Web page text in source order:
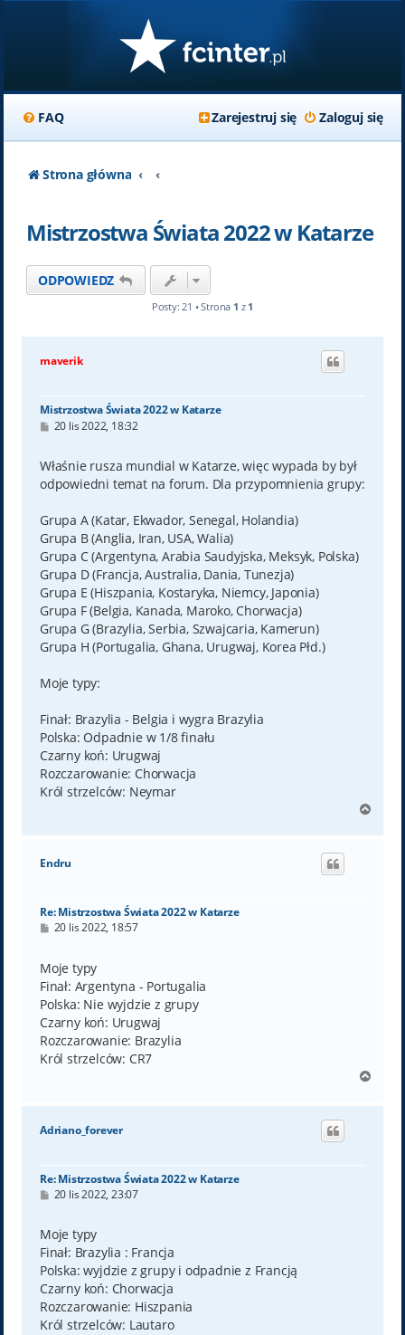
FAQ Zaloguj się
Zarejestruj się
Strona główna
Mistrzostwa Świata 2022 w Katarze
ODPOWIEDZ
Posty: 21 • Strona 1 z 1
maverik
Mistrzostwa Świata 2022 w Katarze
P
t
20 lis 2022, 18:32
Właśnie rusza mundial w Katarze, więc wypada by był
odpowiedni temat na forum. Dla przypomnienia grupy:
Grupa A (Katar, Ekwador, Senegal, Holandia)
Grupa B (Anglia, Iran, USA, Walia)
Grupa C (Argentyna, Arabia Saudyjska, Meksyk, Polska)
Grupa D (Francja, Australia, Dania, Tunezja)
Grupa E (Hiszpania, Kostaryka, Niemcy, Japonia)
Grupa F (Belgia, Kanada, Maroko, Chorwacja)
Grupa G (Brazylia, Serbia, Szwajcaria, Kamerun)
Grupa H (Portugalia, Ghana, Urugwaj, Korea Płd.)
Moje typy:
Finał: Brazylia - Belgia i wygra Brazylia
Polska: Odpadnie w 1/8 finału
Czarny koń: Urugwaj
Rozczarowanie: Chorwacja
Król strzelców: Neymar
g
Endru
Re: Mistrzostwa Świata 2022 w Katarze
P
t
20 lis 2022, 18:57
Moje typy
Finał: Argentyna - Portugalia
Polska: Nie wyjdzie z grupy
Czarny koń: Urugwaj
Rozczarowanie: Brazylia
Król strzelców: CR7
g
Adriano_forever
Re: Mistrzostwa Świata 2022 w Katarze
P
t
20 lis 2022, 23:07
Moje typy
Finał: Brazylia : Francja
Polska: wyjdzie z grupy i odpadnie z Francją
Czarny koń: Chorwacja
Rozczarowanie: Hiszpania
Król strzelców: Lautaro